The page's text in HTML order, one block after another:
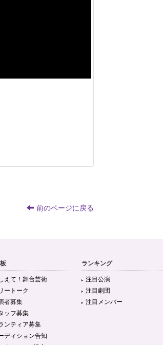
前のページに戻る
えて！舞台芸術
ートーク
者募集
ッフ募集
ンティア募集
ディション告知
ランキング
注目公演
注目劇団
注目メンバー